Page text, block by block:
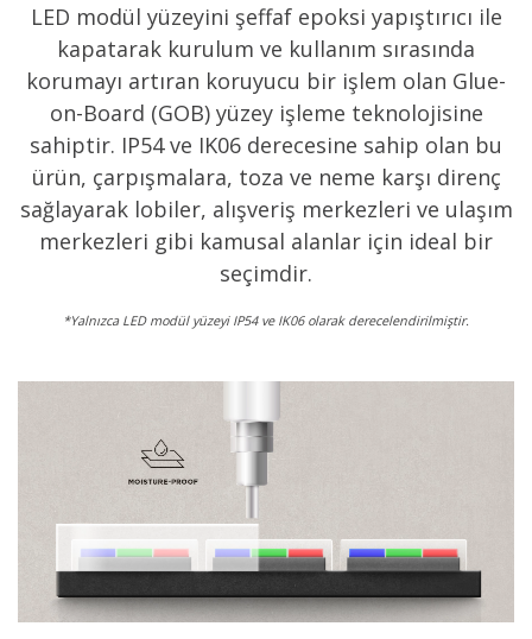
LED modül yüzeyini şeffaf epoksi yapıştırıcı ile
kapatarak kurulum ve kullanım sırasında
korumayı artıran koruyucu bir işlem olan Glue-
on-Board (GOB) yüzey işleme teknolojisine
sahiptir. IP54 ve IK06 derecesine sahip olan bu
ürün, çarpışmalara, toza ve neme karşı direnç
sağlayarak lobiler, alışveriş merkezleri ve ulaşım
merkezleri gibi kamusal alanlar için ideal bir
seçimdir.
*Yalnızca LED modül yüzeyi IP54 ve IK06 olarak derecelendirilmiştir.